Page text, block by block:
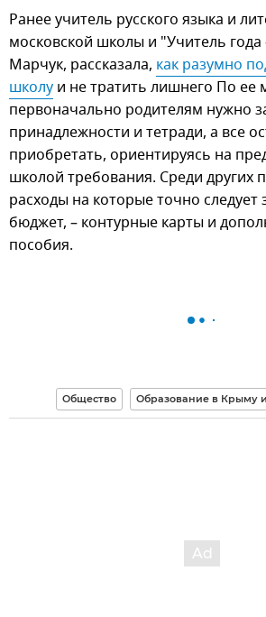
Ранее учитель русского языка и
московской школы и "Учитель
Марчук, рассказала, как разумно
школу и не тратить лишнего По ее
первоначально родителям нужно
принадлежности и тетради, а все
приобретать, ориентируясь на
школой требования. Среди других
расходы на которые точно следует
бюджет, – контурные карты и
пособия.
Общество Образование в Крыму